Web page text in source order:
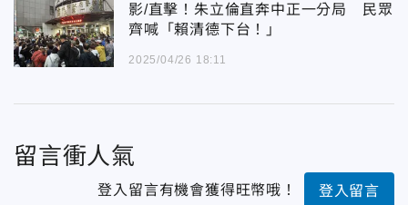
影/直擊！朱立倫直奔中正一分局 民眾
齊喊「賴清德下台！」
2025/04/26 18:11
留言衝人氣
登入留言有機會獲得旺幣哦！ 登入留言